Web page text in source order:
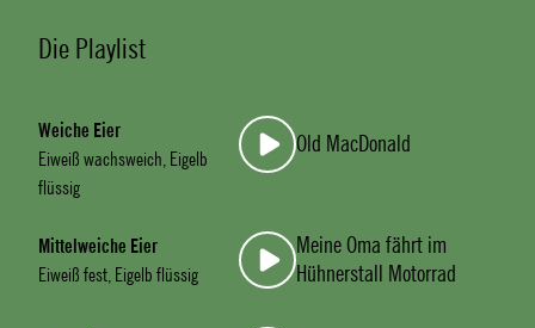
Die Playlist
Weiche Eier
Eiweiß wachsweich, Eigelb
flüssig
Old MacDonald
Mittelweiche Eier
Eiweiß fest, Eigelb flüssig
Meine Oma fährt im
Hühnerstall Motorrad